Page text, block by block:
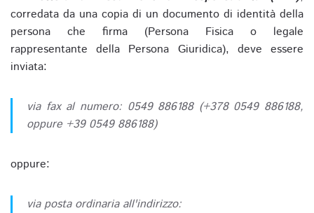
corredata da una copia di un documento di identità della
persona che firma (Persona Fisica o legale
rappresentante della Persona Giuridica), deve essere
inviata:
via fax al numero: 0549 886188 (+378 0549 886188,
oppure +39 0549 886188)
oppure:
via posta ordinaria all'indirizzo: